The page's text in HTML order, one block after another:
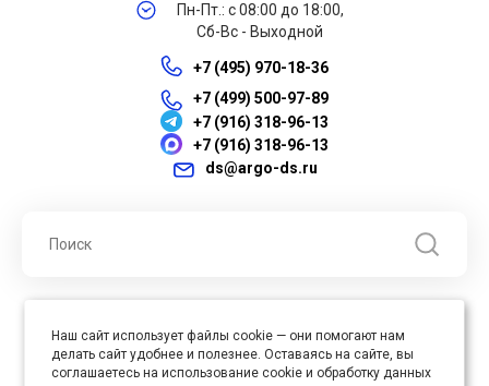
Пн-Пт.: с 08:00 до 18:00,
Сб-Вс - Выходной
+7 (495) 970-18-36
+7 (499) 500-97-89
+7 (916) 318-96-13
+7 (916) 318-96-13
ds@argo-ds.ru
права защищены
Юр. адрес : 105005, г. Москва, ул. Бауманская, д.20, стр. 3
Наш сайт использует файлы cookie — они помогают нам
делать сайт удобнее и полезнее. Оставаясь на сайте, вы
соглашаетесь на использование cookie и обработку данных